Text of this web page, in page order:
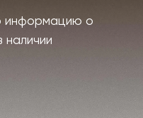
информацию о
наличии